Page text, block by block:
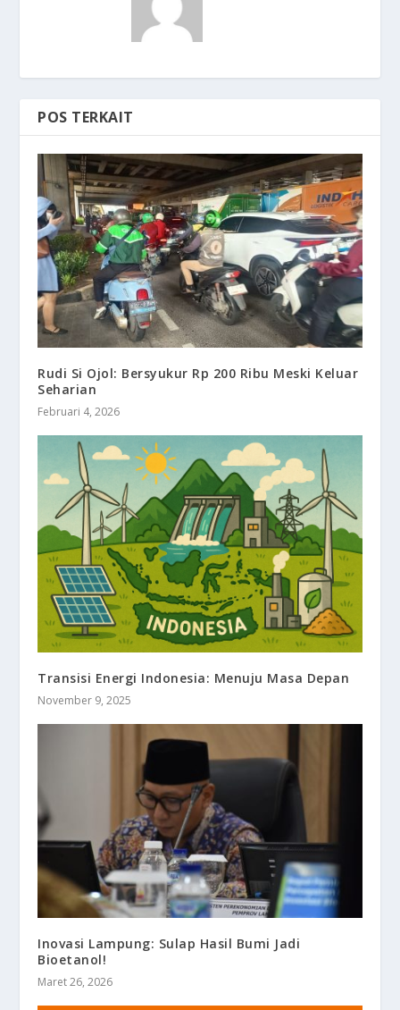
POS TERKAIT
Rudi Si Ojol: Bersyukur Rp 200 Ribu Meski Keluar
Seharian
Februari 4, 2026
Transisi Energi Indonesia: Menuju Masa Depan
November 9, 2025
Inovasi Lampung: Sulap Hasil Bumi Jadi
Bioetanol!
Maret 26, 2026